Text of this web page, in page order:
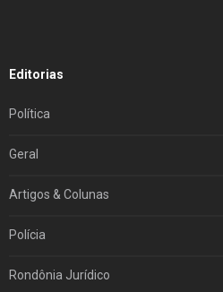
Editorias
Política
Geral
Artigos & Colunas
Polícia
Rondônia Jurídico